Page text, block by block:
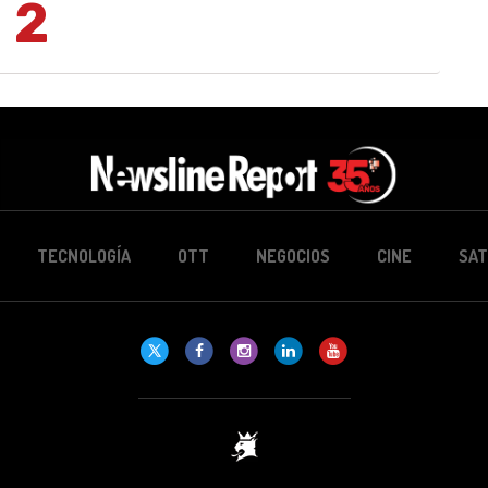
2
TECNOLOGÍA OTT NEGOCIOS CINE